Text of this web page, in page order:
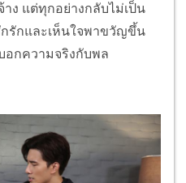
ง แต่ทุกอย่างกลับไม่เป็น
กรักและเห็นใจพาขวัญขึ้น
อกความจริงกับพล